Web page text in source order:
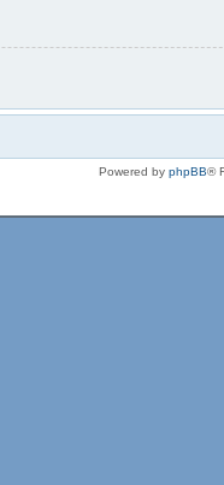
Powered by phpBB®